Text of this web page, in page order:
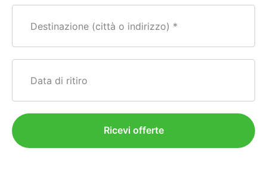
Destinazione (città o indirizzo)
Data di ritiro
Ricevi offerte